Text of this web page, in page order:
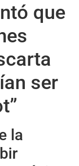
que
ser
la